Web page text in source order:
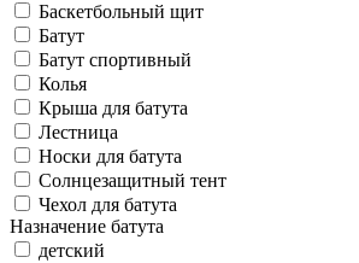
Баскетбольный щит
Батут
Батут спортивный
Колья
Крыша для батута
Лестница
Носки для батута
Солнцезащитный тент
Чехол для батута
Назначение батута
детский